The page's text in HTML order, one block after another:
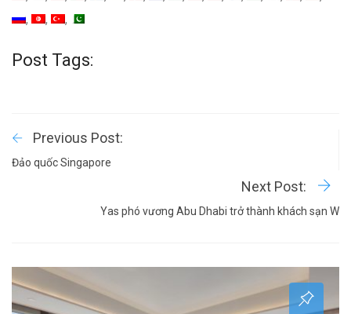
Post Tags:
Previous Post:
Đảo quốc Singapore
Next Post:
Yas phó vương Abu Dhabi trở thành khách sạn W